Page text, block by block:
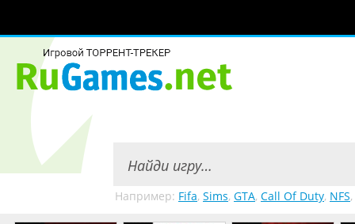
Например: Fifa, Sims, GTA, Call Of Duty, NFS,